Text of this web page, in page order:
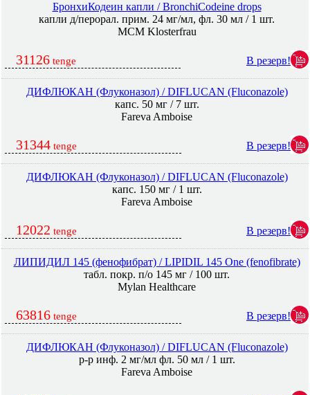
БронхиКодеин капли / BronchiCodeine drops
капли д/перорал. прим. 24 мг/мл, фл. 30 мл / 1 шт.
MCM Klosterfrau
31126 tenge В резерв!
ДИФЛЮКАН (Флуконазол) / DIFLUCAN (Fluconazole)
капс. 50 мг / 7 шт.
Fareva Amboise
31344 tenge В резерв!
ДИФЛЮКАН (Флуконазол) / DIFLUCAN (Fluconazole)
капс. 150 мг / 1 шт.
Fareva Amboise
12022 tenge В резерв!
ЛИПИДИЛ 145 (фенофибрат) / LIPIDIL 145 One (fenofibrate)
табл. покр. п/о 145 мг / 100 шт.
Mylan Healthcare
63816 tenge В резерв!
ДИФЛЮКАН (Флуконазол) / DIFLUCAN (Fluconazole)
р-р инф. 2 мг/мл фл. 50 мл / 1 шт.
Fareva Amboise